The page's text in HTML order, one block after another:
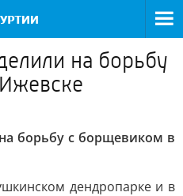
на борьбу
борьбу с борщевиком в
дендропарке и в